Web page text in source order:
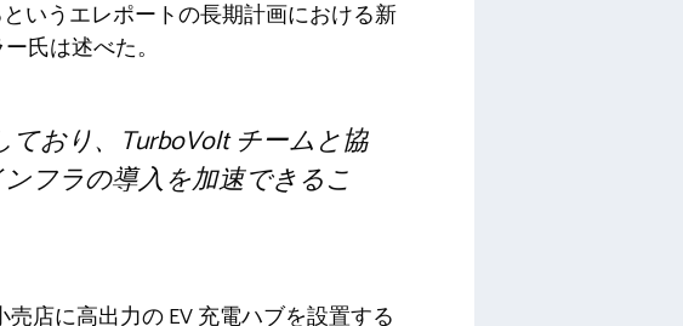
いうエレポートの長期計画における新
氏は述べた。
ており、TurboVolt チームと協
フラの導入を加速できるこ
店に高出力の EV 充電ハブを設置する